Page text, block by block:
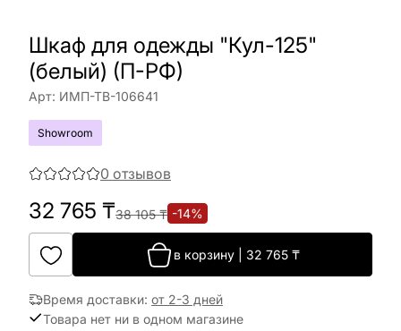
Шкаф для одежды "Кул-125"
(белый) (П-РФ)
Арт: ИМП-ТВ-106641
Showroom
0 отзывов
32 765 ₸38 105₸ -14%
в корзину 32 765 ₸
Время доставки: от 2-3 дней
Товара нет ни в одном магазине